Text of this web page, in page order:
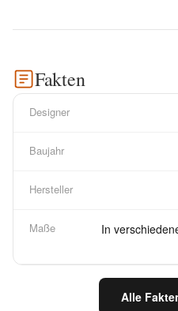
Fakten
Designer
Baujahr
Hersteller
Maße
In
Alle